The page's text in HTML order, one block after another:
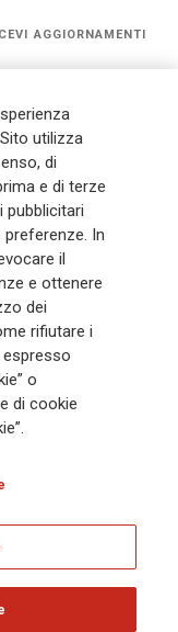
AGGIORNAMENTI
pari a € 98,1
nel 1831, con oltre 88
milioni di clienti, il
e una presenza
di Generali c'è il suo
attraverso soluzioni
di prima classe e le sue
Gruppo ha
scelte strategiche, con
mentre costruisce una
GDPR
utilizza
di
e di terze
pubblicitari
In
il
e ottenere
dei
rifiutare i
o
di cookie